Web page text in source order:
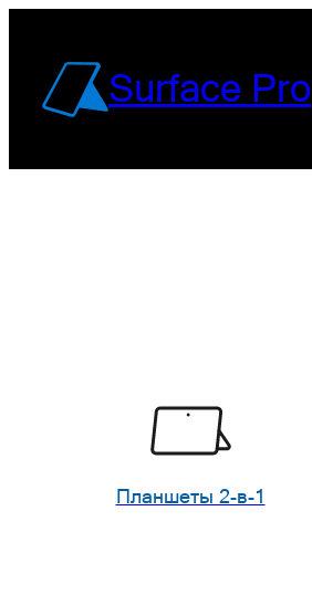
содержимомуSurface Pro
Планшеты 2-в-1